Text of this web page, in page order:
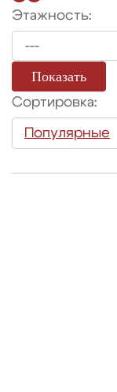
Этажность:
Показать
Сортировка:
Популярные